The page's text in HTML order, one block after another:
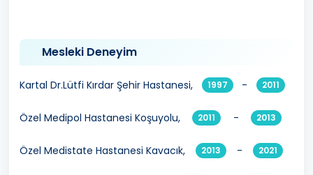
Mesleki Deneyim
Kartal Dr.Lütfi Kırdar Şehir Hastanesi, 1997 - 2011
Özel Medipol Hastanesi Koşuyolu, 2011 - 2013
Özel Medistate Hastanesi Kavacık, 2013 - 2021